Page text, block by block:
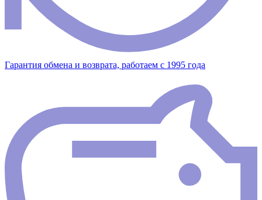
Гарантия обмена и возврата, работаем с 1995 года